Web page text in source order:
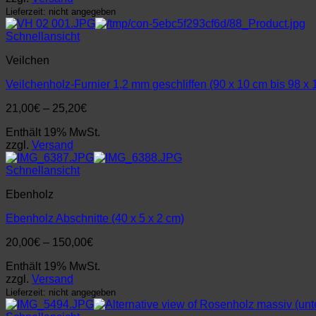
Lieferzeit: nicht angegeben
Schnellansicht
Veilchen
Veilchenholz-Furnier 1,2 mm geschliffen (90 x 10 cm bis 98 x
21,00€ – 25,20€
bis
Enthält 19% MwSt.
zzgl. Versand
Schnellansicht
Ebenholz
Ebenholz Abschnitte (40 x 5 x 2 cm)
20,00€ – 150,00€
bis
Enthält 19% MwSt.
zzgl. Versand
Lieferzeit: nicht angegeben